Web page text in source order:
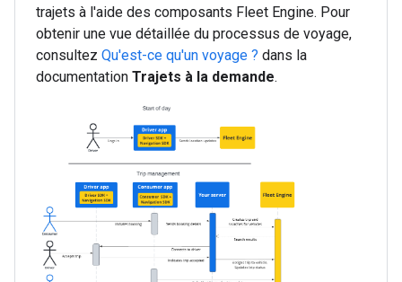
trajets à l'aide des composants Fleet Engine. Pour
obtenir une vue détaillée du processus de voyage,
consultez Qu'est-ce qu'un voyage ? dans la
documentation Trajets à la demande.